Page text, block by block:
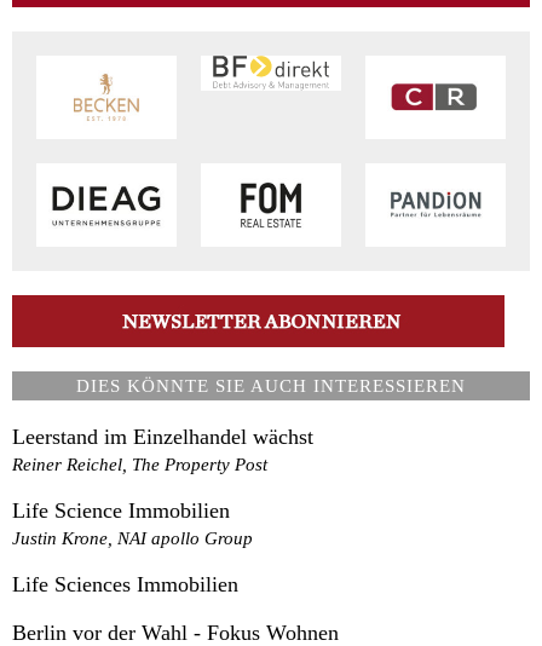
DIES KÖNNTE SIE AUCH INTERESSIEREN
Leerstand im Einzelhandel wächst
Reiner Reichel, The Property Post
Life Science Immobilien
Justin Krone, NAI apollo Group
Life Sciences Immobilien
Berlin vor der Wahl - Fokus Wohnen